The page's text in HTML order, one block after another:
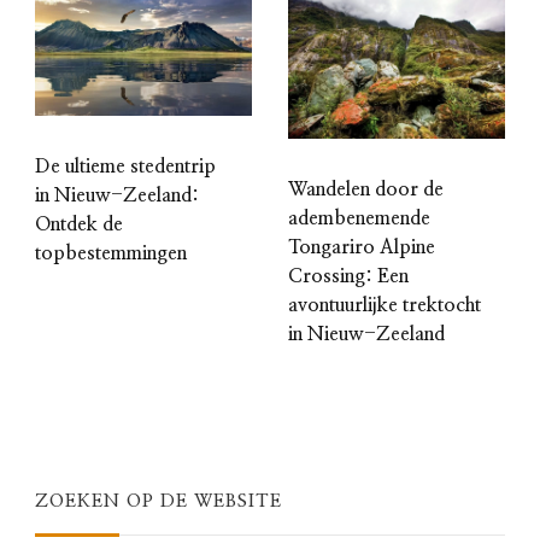
De ultieme stedentrip
in Nieuw-Zeeland:
Ontdek de
topbestemmingen
Wandelen door de
adembenemende
Tongariro Alpine
Crossing: Een
avontuurlijke trektocht
in Nieuw-Zeeland
ZOEKEN OP DE WEBSITE